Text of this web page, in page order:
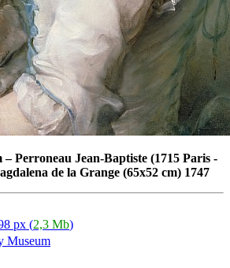
–Perroneau Jean-Baptiste (1715 Paris -
de la Grange (65x52 cm) 1747
px (2,3 Mb)
Museum